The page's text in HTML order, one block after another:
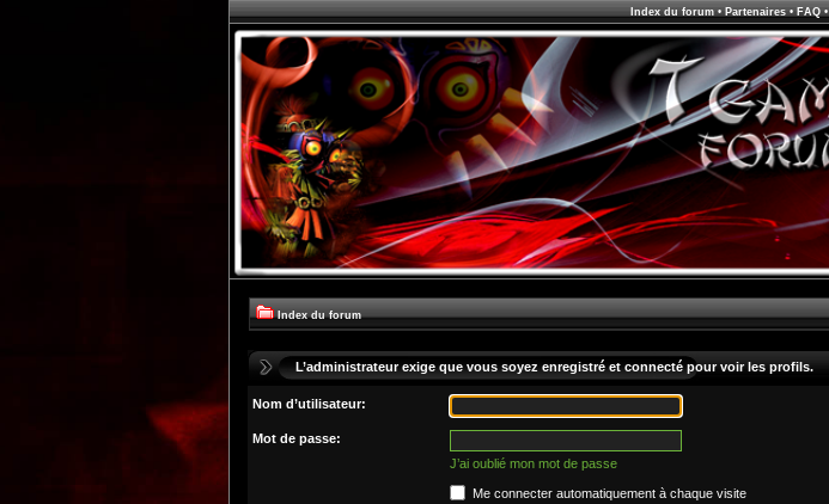
Index du forum• Partenaires• FAQ•
Index du forum
L’administrateur exige que vous soyez enregistré et connecté pour voir les profils.
Nom d’utilisateur:
Mot de passe:
J’ai oublié mon mot de passe
Me connecter automatiquement à chaque visite